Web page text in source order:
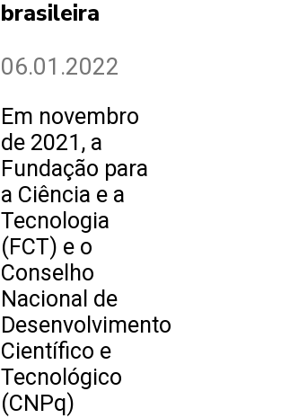
brasileira
06.01.2022
Em novembro
de 2021, a
Fundação para
a Ciência e a
Tecnologia
(FCT) e o
Conselho
Nacional de
Desenvolvimento
Científico e
Tecnológico
(CNPq)